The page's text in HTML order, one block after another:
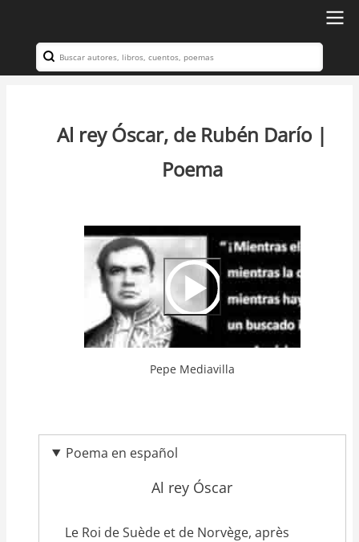
contenido
principal
Navegación
Search
Al rey Óscar, de Rubén Darío |
Poema
Video
Url
Pepe Mediavilla
Poema en español
Al rey Óscar
texto_poema
Le Roi de Suède et de Norvège, après